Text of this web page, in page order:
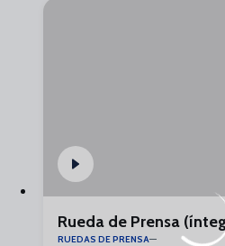
Rueda de Prensa
RUEDAS DE PRENSA